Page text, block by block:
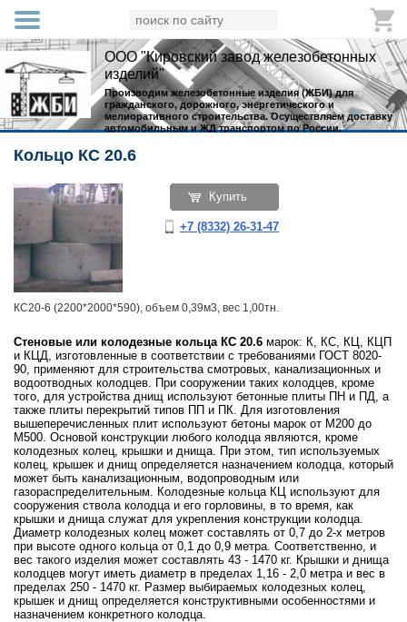
ООО "Кировский завод железобетонных
изделий"
Производим железобетонные изделия (ЖБИ) для
гражданского, дорожного, энергетического и
мелиоративного строительства. Осуществляем доставку
автомобильным и ЖД транспортом по России.
Кольцо КС 20.6
Купить
+7 (8332) 26-31-47
КС20-6 (2200*2000*590), объем 0,39м3, вес 1,00тн.
Стеновые или колодезные кольца КС 20.6 марок: К, КС, КЦ, КЦП
и КЦД, изготовленные в соответствии с требованиями ГОСТ 8020-
90, применяют для строительства смотровых, канализационных и
водоотводных колодцев. При сооружении таких колодцев, кроме
того, для устройства днищ используют бетонные плиты ПН и ПД, а
также плиты перекрытий типов ПП и ПК. Для изготовления
вышеперечисленных плит используют бетоны марок от М200 до
М500. Основой конструкции любого колодца являются, кроме
колодезных колец, крышки и днища. При этом, тип используемых
колец, крышек и днищ определяется назначением колодца, который
может быть канализационным, водопроводным или
газораспределительным. Колодезные кольца КЦ используют для
сооружения ствола колодца и его горловины, в то время, как
крышки и днища служат для укрепления конструкции колодца.
Диаметр колодезных колец может составлять от 0,7 до 2-х метров
при высоте одного кольца от 0,1 до 0,9 метра. Соответственно, и
вес такого изделия может составлять 43 - 1470 кг. Крышки и днища
колодцев могут иметь диаметр в пределах 1,16 - 2,0 метра и вес в
пределах 250 - 1470 кг. Размер выбираемых колодезных колец,
крышек и днищ определяется конструктивными особенностями и
назначением конкретного колодца.